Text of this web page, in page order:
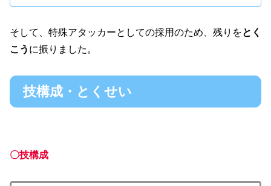
そして、特殊アタッカーとしての採用のため、残りをとく
こう に振りました。
技構成・とくせい
〇技構成